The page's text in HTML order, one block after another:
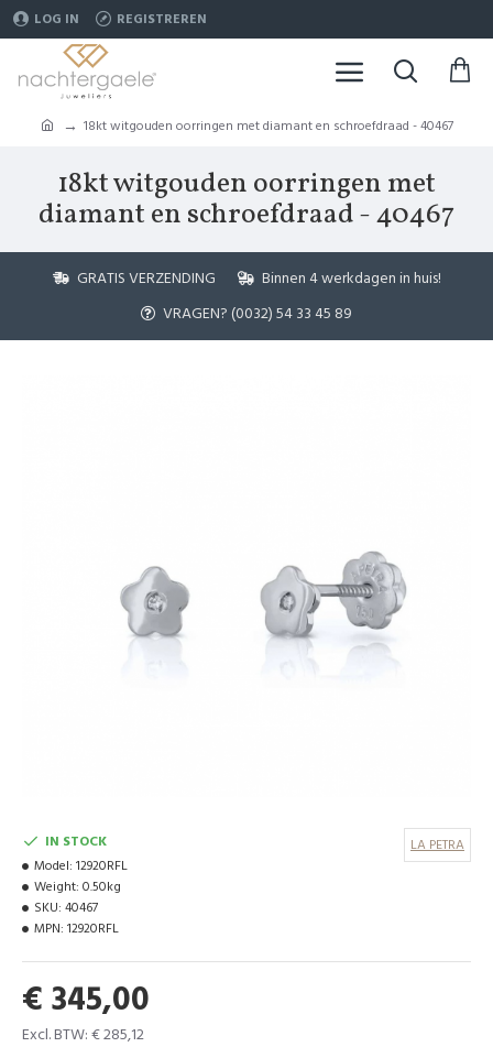
LOG IN REGISTREREN
18kt witgouden oorringen met diamant en schroefdraad - 40467
18kt witgouden oorringen met
diamant en schroefdraad - 40467
GRATIS VERZENDING
Binnen 4 werkdagen in huis!
VRAGEN? (0032) 54 33 45 89
€ 345,00
Excl. BTW: € 285,12
IN STOCK
Model: 12920RFL
Weight: 0.50kg
SKU: 40467
MPN: 12920RFL
LA PETRA